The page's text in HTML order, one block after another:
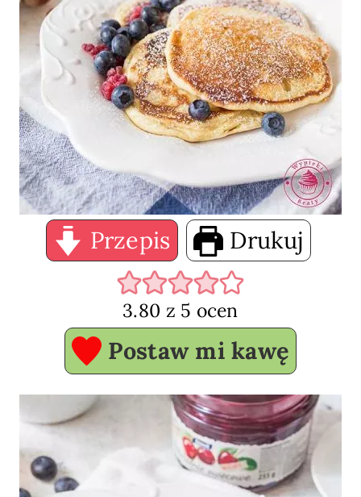
Przepis Drukuj
3.80 z 5 ocen
Postaw mi kawę